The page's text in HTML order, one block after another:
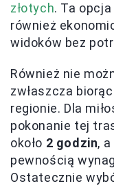
złotych. Ta
również
widoków bez
Również nie
zwłaszcza
regionie. Dla
pokonanie tej
około 2 godzin,
pewnością
Ostatecznie